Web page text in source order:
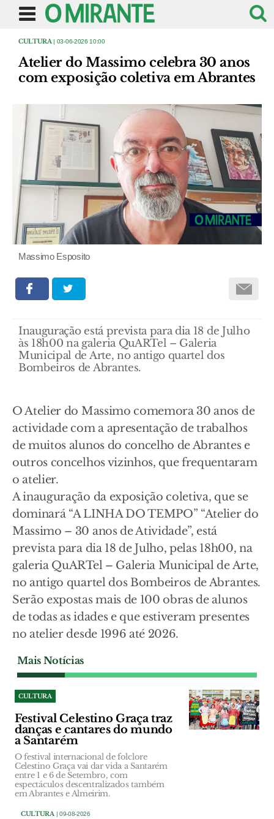
CULTURA | 03-06-2026 10:00
Atelier do Massimo celebra 30 anos
com exposição coletiva em Abrantes
Massimo Esposito
Inauguração está prevista para dia 18 de Julho
às 18h00 na galeria QuARTel – Galeria
Municipal de Arte, no antigo quartel dos
Bombeiros de Abrantes.
O Atelier do Massimo comemora 30 anos de
actividade com a apresentação de trabalhos
de muitos alunos do concelho de Abrantes e
outros concelhos vizinhos, que frequentaram
o atelier.
A inauguração da exposição coletiva, que se
dominará “A LINHA DO TEMPO” “Atelier do
Massimo – 30 anos de Atividade”, está
prevista para dia 18 de Julho, pelas 18h00, na
galeria QuARTel – Galeria Municipal de Arte,
no antigo quartel dos Bombeiros de Abrantes.
Serão expostas mais de 100 obras de alunos
de todas as idades e que estiveram presentes
no atelier desde 1996 até 2026.
Mais Notícias
CULTURA
Festival Celestino Graça traz
danças e cantares do mundo
a Santarém
O festival internacional de folclore
Celestino Graça vai dar vida a Santarém
entre 1 e 6 de Setembro, com
espectáculos descentralizados também
em Abrantes e Almeirim.
CULTURA| 09-08-2026